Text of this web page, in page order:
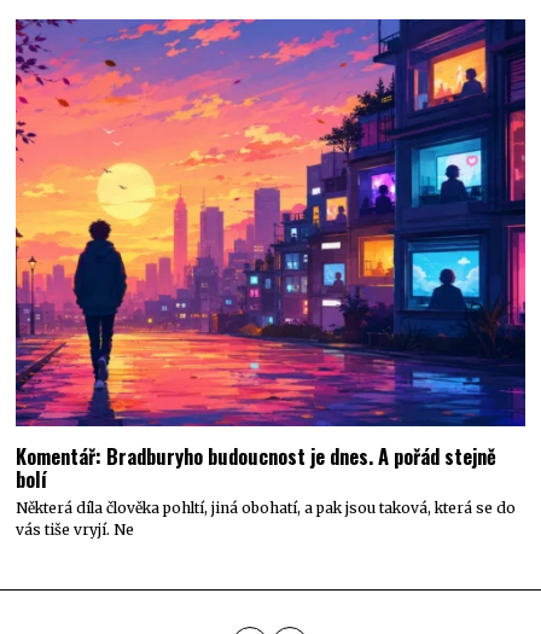
Komentář: Bradburyho budoucnost je dnes. A pořád stejně
bolí
Některá díla člověka pohltí, jiná obohatí, a pak jsou taková, která se do
vás tiše vryjí. Ne